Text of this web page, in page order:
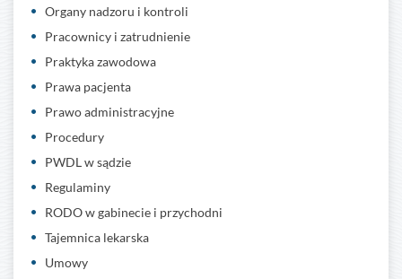
Organy nadzoru i kontroli
Pracownicy i zatrudnienie
Praktyka zawodowa
Prawa pacjenta
Prawo administracyjne
Procedury
PWDL w sądzie
Regulaminy
RODO w gabinecie i przychodni
Tajemnica lekarska
Umowy